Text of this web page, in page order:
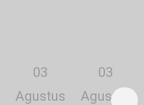
03
Agustus
03
Agustus